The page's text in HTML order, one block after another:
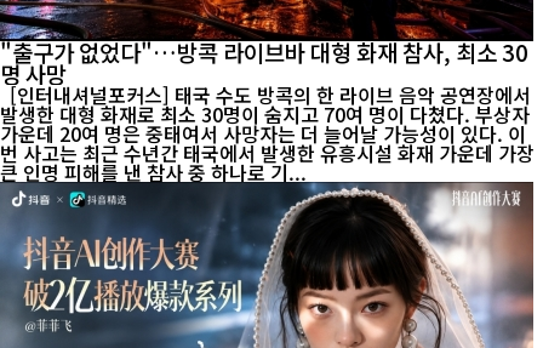
"출구가 없었다"…방콕 라이브바 대형 화재 참사, 최소 30
명 사망
[인터내셔널포커스] 태국 수도 방콕의 한 라이브 음악 공연장에서
발생한 대형 화재로 최소 30명이 숨지고 70여 명이 다쳤다. 부상자
가운데 20여 명은 중태여서 사망자는 더 늘어날 가능성이 있다. 이
번 사고는 최근 수년간 태국에서 발생한 유흥시설 화재 가운데 가장
큰 인명 피해를 낸 참사 중 하나로 기...